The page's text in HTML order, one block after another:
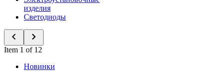
изделия
Светодиоды
Item 1 of 12
Новинки